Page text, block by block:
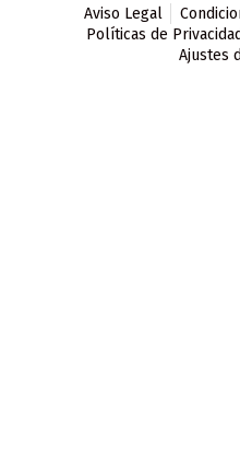
Aviso Legal
Políticas de Privacidad
Ajustes